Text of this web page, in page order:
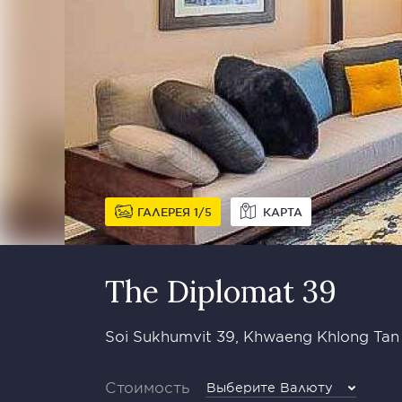
ГАЛЕРЕЯ 1 5 КАРТА
The Diplomat 39
Soi Sukhumvit 39, Khwaeng Khlong
Стоимость Выберите Валюту